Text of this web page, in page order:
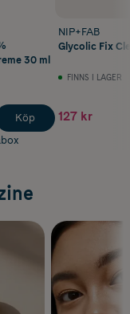
30 ml
Köp
NIP+FAB
Glycolic Fix
FINNS I LAGER
127 kr